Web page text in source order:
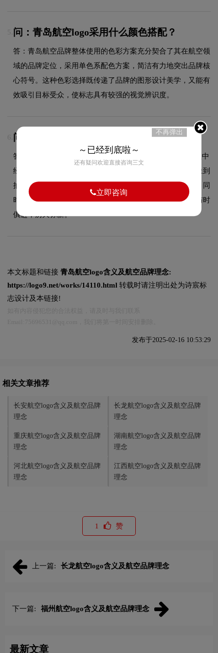
5. 问：青岛航空logo采用什么颜色搭配？
答：青岛航空品牌整体使用的色彩方案充分契合了其在航空领
域的品牌定位，采用单色系配色方案，简洁有力地突出品牌核
心符号。这种色彩选择既传递了品牌的图形设计美学，又能有
效吸引目标受众，使标志具有较强的视觉辨识度。
6. 问：青岛航空品牌logo有过演变吗？
答：作为航空领域的品牌，青岛航空的品牌logo在发展过程中
经历了持续优化与迭代，整体呈现出从复杂到简约、从具象到
抽象的现代化演变趋势。每一次更新都紧跟时代审美潮流，同
时保持品牌核心识别元素的延续性，使品牌视觉形象始终与时
俱进，历久弥新。
本文标题和链接 青岛航空logo含义及航空品牌理念:
https://logo9.net/works/14110.html 转载时请注明出处为诗宸标
志设计及本链接!
发布于2025-02-16 10:53:29
相关文章推荐
长安航空logo含义及航空品牌
理念
‌长龙航空logo含义及航空品牌
理念
重庆航空logo含义及航空品牌
理念
湖南航空logo含义及航空品牌
理念
河北航空logo含义及航空品牌
理念
江西航空logo含义及航空品牌
理念
1 赞
上一篇: ‌长龙航空logo含义及航空品牌理念
下一篇: 福州航空logo含义及航空品牌理念
最新文章
不再弹出
～已经到底啦～
还有疑问欢迎直接咨询三文
立即咨询